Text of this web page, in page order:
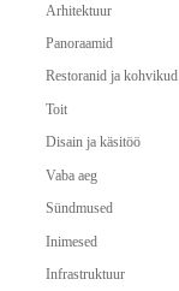
Arhitektuur
Panoraamid
Restoranid ja kohvikud
Toit
Disain ja käsitöö
Vaba aeg
Sündmused
Inimesed
Infrastruktuur